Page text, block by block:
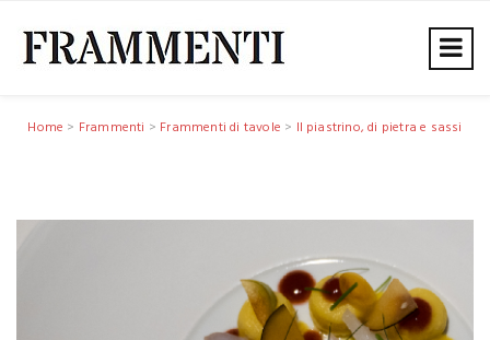
Home > Frammenti > Frammenti di tavole > Il piastrino, di pietra e sassi